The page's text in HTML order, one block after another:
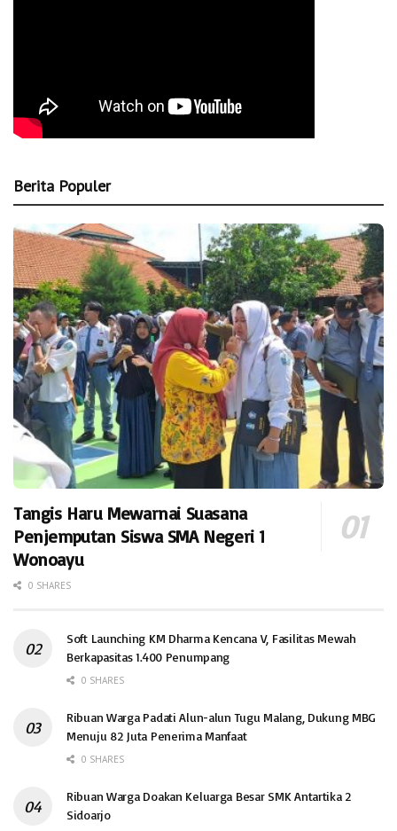
Berita Populer
Tangis Haru Mewarnai Suasana
Penjemputan Siswa SMA Negeri 1
Wonoayu
0 SHARES
Soft Launching KM Dharma Kencana V, Fasilitas Mewah
Berkapasitas 1.400 Penumpang
0 SHARES
Ribuan Warga Padati Alun-alun Tugu Malang, Dukung MBG
Menuju 82 Juta Penerima Manfaat
0 SHARES
Ribuan Warga Doakan Keluarga Besar SMK Antartika 2
Sidoarjo